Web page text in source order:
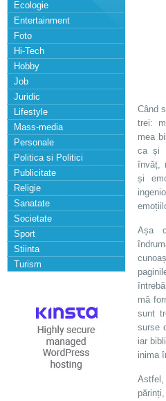
Ecologie
Entertainment
Foto
Hi-Tech
Hobby
Job
Juridic
Lifestyle
Mass-media
Personale
Politica si Politici
Publicitate
Religie
Sanatate
Societate
Sport
Stiinta
Turism
Când
trei:
mea
ca și
învăț,
și
Așa
mă
sunt
surse
iar
inima